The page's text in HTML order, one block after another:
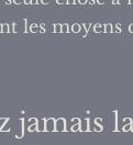
les moyens
jamais